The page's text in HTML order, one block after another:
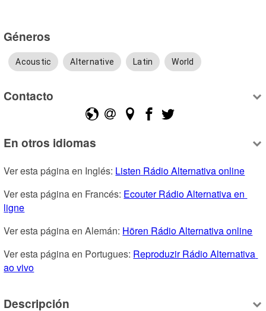
Géneros
Acoustic Alternative Latin World
Contacto
En otros idiomas
Ver esta página en Inglés: Listen Rádio Alternativa online
Ver esta página en Francés: Ecouter Rádio Alternativa en
ligne
Ver esta página en Alemán: Hören Rádio Alternativa online
Ver esta página en Portugues: Reproduzir Rádio Alternativa
ao vivo
Descripción